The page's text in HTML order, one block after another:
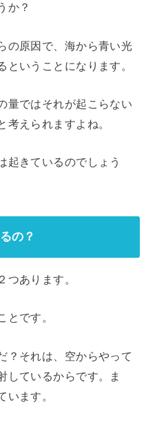
か？
の原因で、海から青い光
ということになります。
量ではそれが起こらない
考えられますよね。
起きているのでしょう
の？
つあります。
とです。
？それは、空からやって
しているからです。ま
います。